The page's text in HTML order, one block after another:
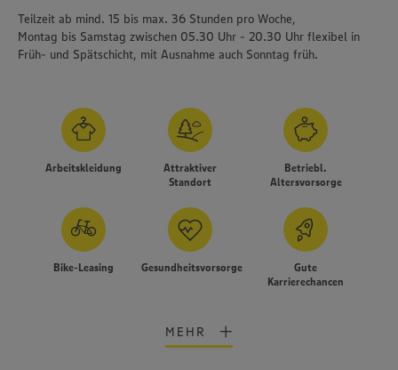
Teilzeit ab mind. 15 bis max. 36 Stunden pro Woche,
Montag bis Samstag zwischen 05.30 Uhr - 20.30 Uhr flexibel in
Früh- und Spätschicht, mit Ausnahme auch Sonntag früh.
Arbeitskleidung
Attraktiver
Standort
Betriebl.
Altersvorsorge
Bike-Leasing Gesundheitsvorsorge
Gute
Karrierechancen
MEHR